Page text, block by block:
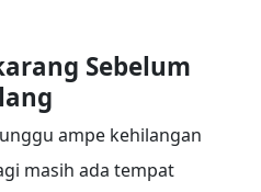
Sebelum
ampe kehilangan
masih ada tempat